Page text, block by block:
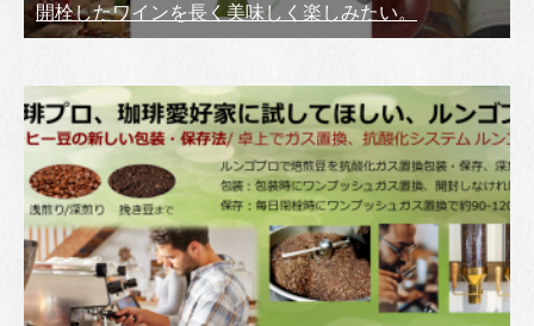
開栓したワインを長く美味しく楽しみたい。